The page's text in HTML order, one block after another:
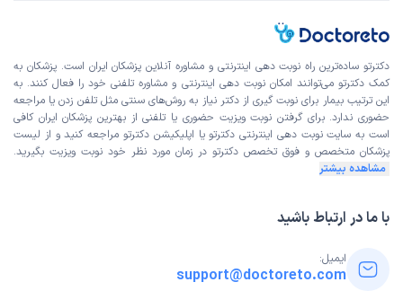
دکترتو ساده‌ترین راه نوبت‌ دهی اینترنتی و مشاوره آنلاین پزشکان ایران است. پزشکان به
کمک دکترتو می‌توانند امکان نوبت دهی اینترنتی و مشاوره تلفنی خود را فعال کنند. به
این ترتیب بیمار برای نوبت گیری از دکتر نیاز به روش‌های سنتی مثل تلفن زدن یا مراجعه
حضوری ندارد. برای گرفتن نوبت ویزیت حضوری یا تلفنی از بهترین پزشکان ایران کافی
است به سایت نوبت دهی اینترنتی دکترتو یا اپلیکیشن دکترتو مراجعه کنید و از لیست
پزشکان متخصص و فوق تخصص دکترتو در زمان مورد نظر خود نوبت ویزیت بگیرید.
مشاهده بیشتر
با ما در ارتباط باشید
ایمیل:
support@doctoreto.com